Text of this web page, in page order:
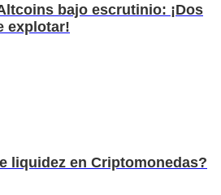
bajo escrutinio: ¡Dos
explotar!
liquidez en Criptomonedas?